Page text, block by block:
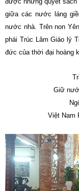
giữa các nước láng
nước nhà. Trên non
phái Trúc Lâm Giáo lý
đức của thời đại hoàng
Giữ
Việt Nam